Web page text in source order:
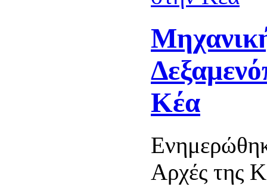
Κέα
Αρχές της